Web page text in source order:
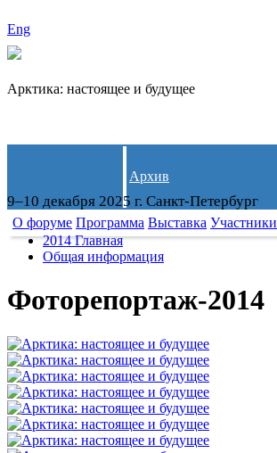
Eng
Арктика: настоящее и будущее
9–10 декабря 2025 г. Санкт-Петербург
Архив
О форуме Программа Выставка Участники
2014 Главная
Общая информация
Фоторепортаж-2014